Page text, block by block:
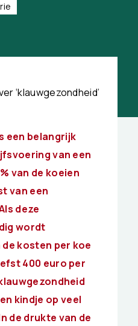
‘klauwgezondheid’
een belangrijk
van een
van de koeien
van een
deze
wordt
kosten per koe
400 euro per
kindje op veel
de drukte van de